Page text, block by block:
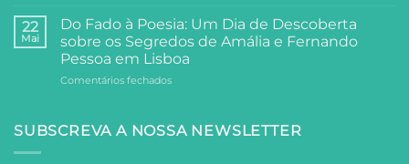
Universidade
Sénior
Palácio
Anjos
Sénior
Visita
o
Oceanário
de
22
Mai
Do Fado à Poesia: Um Dia de Descoberta
sobre os Segredos de Amália e Fernando
Pessoa em Lisboa
Comentários fechadosem
à
SUBSCREVA A NOSSA NEWSLETTER